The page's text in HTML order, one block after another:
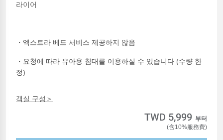
라이어
・엑스트라 베드 서비스 제공하지 않음
・요청에 따라 유아용 침대를 이용하실 수 있습니다 (수량 한
정)
객실 구성＞
TWD 5,999 부터
(含10%服務費)